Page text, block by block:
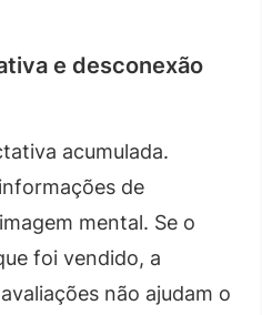
e desconexão
acumulada.
de
mental. Se o
foi vendido, a
não ajudam o